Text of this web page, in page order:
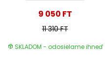
9 050 FT
11 310 FT
SKLADOM - odosielame ihneď